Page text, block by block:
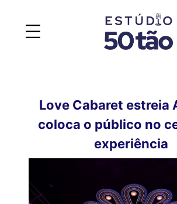
Love Cabaret estreia
coloca o público no
experiência